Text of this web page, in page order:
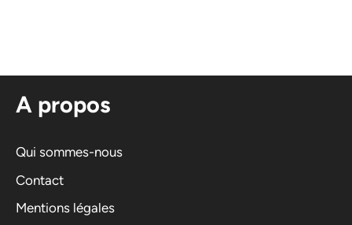
a
i
e
:
A propos
Qui sommes-nous
Contact
Mentions légales